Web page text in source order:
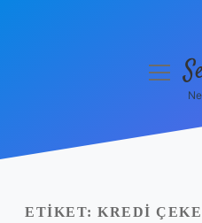
Yasal Uyarı
menüyü
ETIKET: KREDI